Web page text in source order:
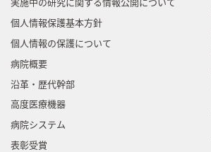
個人情報保護基本方針
個人情報の保護について
病院概要
沿革・歴代幹部
高度医療機器
病院システム
表彰受賞